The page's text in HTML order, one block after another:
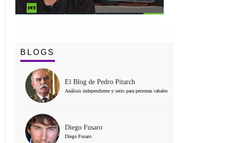
BLOGS
El Blog de Pedro Pitarch
Análisis independiente y serio para personas cabales
Diego Fusaro
Diego Fusaro